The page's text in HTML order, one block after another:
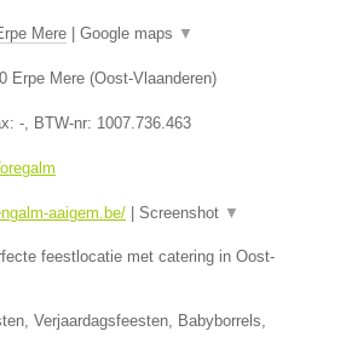
Mere Google maps ▼
Erpe Mere (Oost-Vlaanderen)
-, BTW-nr: 1007.736.463
aaigem.be/ Screenshot ▼
feestlocatie met catering in Oost-
Verjaardagsfeesten, Babyborrels,